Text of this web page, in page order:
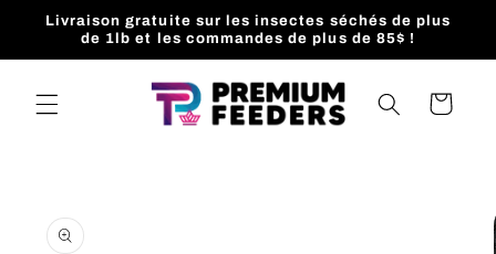
passer
Livraison gratuite sur les insectes séchés de plus
de 1lb et les commandes de plus de 85$ !
Panier
informations
produits